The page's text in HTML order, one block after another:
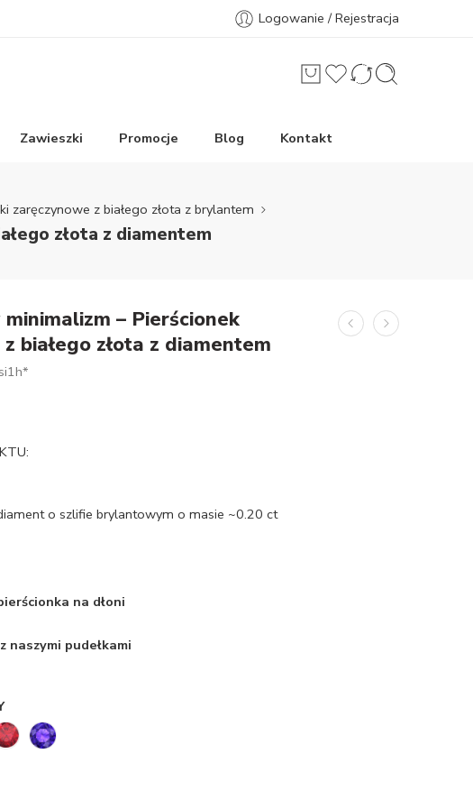
Logowanie / Rejestracja
Zawieszki Promocje Blog Kontakt
zaręczynowe z białego złota z brylantem
złota z diamentem
minimalizm – Pierścionek
białego złota z diamentem
o szlifie brylantowym o masie ~0.20 ct
na dłoni
naszymi pudełkami